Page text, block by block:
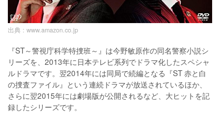
出典 : www.amazon.co.jp
『ST～警視庁科学特捜班～』は今野敏原作の同名警察小説シ
リーズを、2013年に日本テレビ系列でドラマ化したスペシャ
ルドラマです。翌2014年には同局で続編となる『ST 赤と白
の捜査ファイル』という連続ドラマが放送されているほか、
さらに翌2015年には劇場版が公開されるなど、大ヒットを記
録したシリーズです。